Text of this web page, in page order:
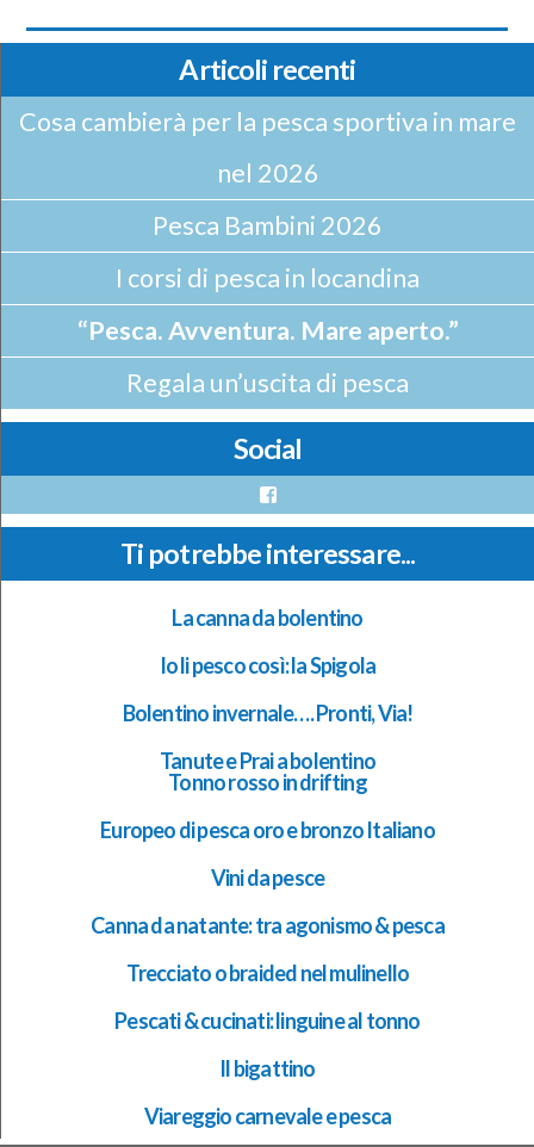
su
Facebook
una
nuova
finestra)
condividere
su
in
una
nuova
condividere
su
Twitter
(Si
in
una
nuova
condividere
su
Pinterest
(Si
in
una
nuova
Articoli recenti
Cosa cambierà per la pesca sportiva in mare
nel 2026
Pesca Bambini 2026
I corsi di pesca in locandina
“Pesca. Avventura. Mare aperto.”
Regala un’uscita di pesca
Social
Facebook
Ti potrebbe interessare...
La canna da bolentino
Io li pesco così: la Spigola
Bolentino invernale…. Pronti, Via!
Tanute e Prai a bolentino
Tonno rosso in drifting
Europeo di pesca oro e bronzo Italiano
Vini da pesce
Canna da natante: tra agonismo & pesca
Trecciato o braided nel mulinello
Pescati & cucinati: linguine al tonno
Il bigattino
Viareggio carnevale e pesca